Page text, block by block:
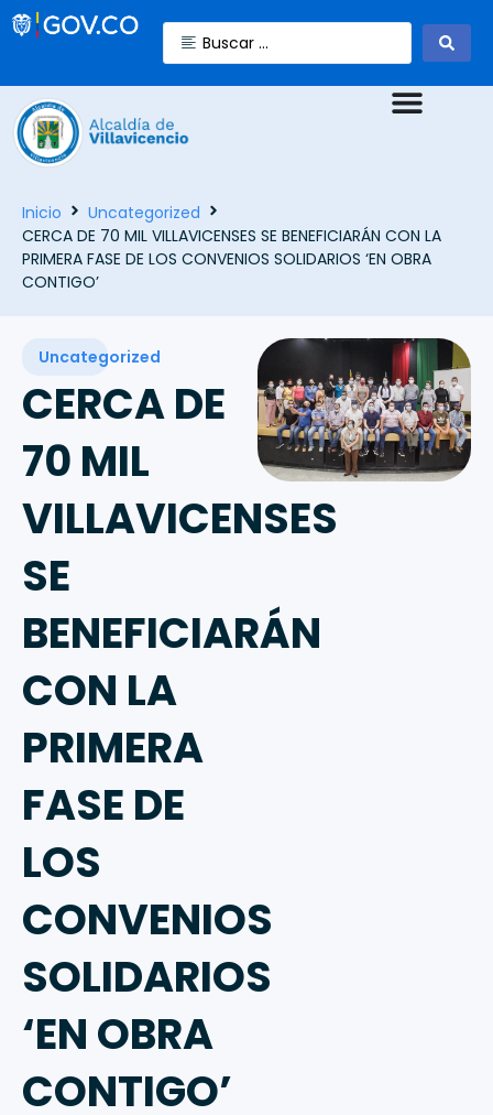
Inicio
Uncategorized
CERCA DE 70 MIL VILLAVICENSES SE BENEFICIARÁN CON LA
PRIMERA FASE DE LOS CONVENIOS SOLIDARIOS ‘EN OBRA
CONTIGO’
Uncategorized
CERCA DE
70 MIL
VILLAVICENSES
SE
BENEFICIARÁN
CON LA
PRIMERA
FASE DE
LOS
CONVENIOS
SOLIDARIOS
‘EN OBRA
CONTIGO’